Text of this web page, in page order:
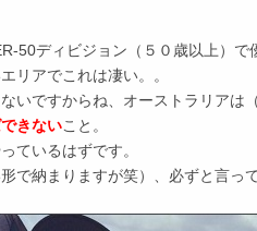
50ディビジョン（５０歳以上）
リアでこれは凄い。。
いですからね、オーストラリアは
きないこと。
ているはずです。
で納まりますが笑）、必ずと言っ